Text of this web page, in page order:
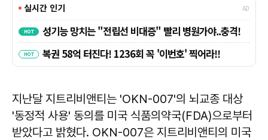
지난달 지트리비앤티는 'OKN-007'의 뇌교종 대상
'동정적 사용' 동의를 미국 식품의약국(FDA)으로부터
받았다고 밝혔다. OKN-007은 지트리비앤티의 미국